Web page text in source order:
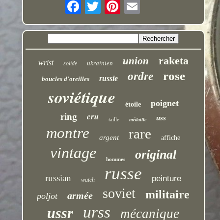
wrist solide ukrainien union raketa
boucles d'oreilles russie ordre rose
soviétique étoile poignet
ring cru taille médaille uss
montre argent rare affiche
vintage hommes original
russian watch russe peinture
poljot armée soviet militaire
ussr urss mécanique